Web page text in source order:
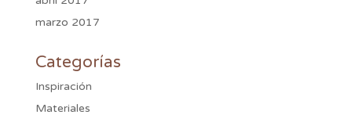
marzo 2017
Categorías
Inspiración
Materiales